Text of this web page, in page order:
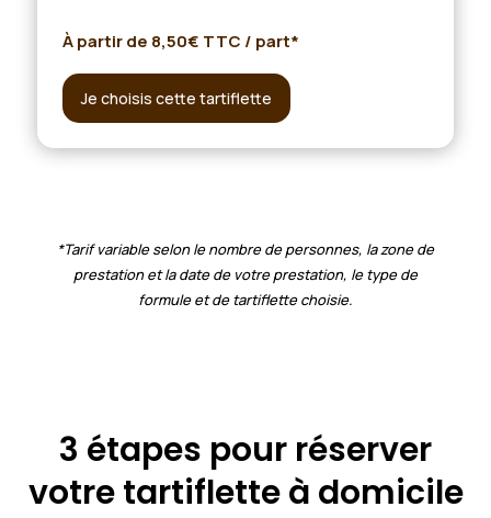
À partir de 8,50€ TTC / part*
Je choisis cette tartiflette
*Tarif variable selon le nombre de personnes, la zone de
prestation et la date de votre prestation, le type de
formule et de tartiflette choisie.
3 étapes pour réserver
votre tartiflette à domicile